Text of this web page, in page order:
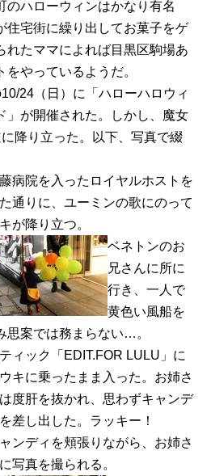
のハローウィンはかなり有名
住宅街に繰り出してお菓子をゲ
れたママによれば目黒区駒場あ
やっているようだ。
24（日）に「ハローハロウィ
」が開催された。しかし、魔女
降り立った。以下、写真で綴
病院を入ったロイヤルホストを
通りに、ユーミンの歌にのって
が降り立つ。
ベネトンのお
兄さんに所に
行き、一人で
黄色い風船を
思案では務まらない…。
ィック「EDIT.FOR LULU」に
キに乗ったまま入った。お姉さ
度肝を抜かれ、思わずキャンデ
差し出した。ラッキー！
ンディを頬張りながら、お姉さ
写真を撮られる。